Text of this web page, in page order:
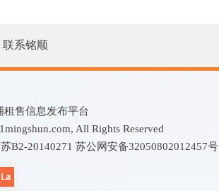
联系铭顺
租售信息发布平台
All Rights Reserved
B2-20140271 苏公网安备32050802012457号